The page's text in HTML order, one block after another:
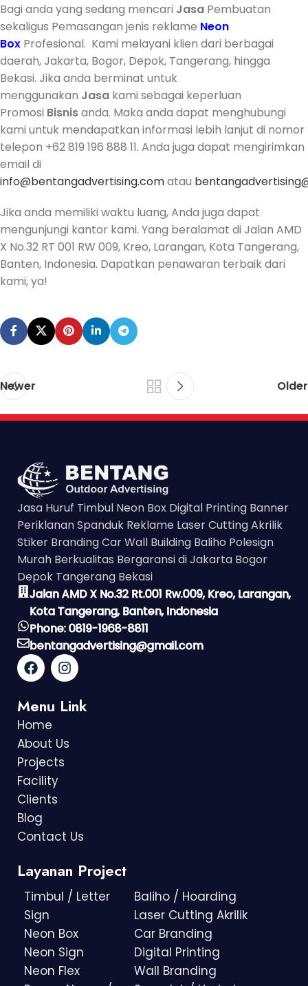
Bagi anda yang sedang mencari Jasa Pembuatan
sekaligus Pemasangan jenis reklame Neon
Box Profesional. Kami melayani klien dari berbagai
daerah, Jakarta, Bogor, Depok, Tangerang, hingga
Bekasi. Jika anda berminat untuk
menggunakan Jasa kami sebagai keperluan
Promosi Bisnisanda. Maka anda dapat menghubungi
kami untuk mendapatkan informasi lebih lanjut di nomor
telepon +62 819 196 888 11. Anda juga dapat mengirimkan
email di
info@bentangadvertising.comatau
Jika anda memiliki waktu luang, Anda juga dapat
mengunjungi kantor kami. Yang beralamat di Jalan AMD
X No.32 RT 001 RW 009, Kreo, Larangan, Kota Tangerang,
Banten, Indonesia. Dapatkan penawaran terbaik dari
kami, ya!
Newer Older
Jasa Huruf Timbul Neon Box Digital Printing Banner
Periklanan Spanduk Reklame Laser Cutting Akrilik
Stiker Branding Car Wall Building Baliho Polesign
Murah Berkualitas Bergaransi di Jakarta Bogor
Depok Tangerang Bekasi
Jalan AMD X No.32 Rt.001 Rw.009, Kreo, Larangan,
Kota Tangerang, Banten, Indonesia
Phone: 0819-1968-8811
bentangadvertising@gmail.com
Menu Link
Home
About Us
Projects
Facility
Clients
Blog
Contact Us
Layanan Project
Timbul / Letter
Sign
Neon Box
Neon Sign
Neon Flex
Baliho / Hoarding
Laser Cutting Akrilik
Car Branding
Digital Printing
Wall Branding